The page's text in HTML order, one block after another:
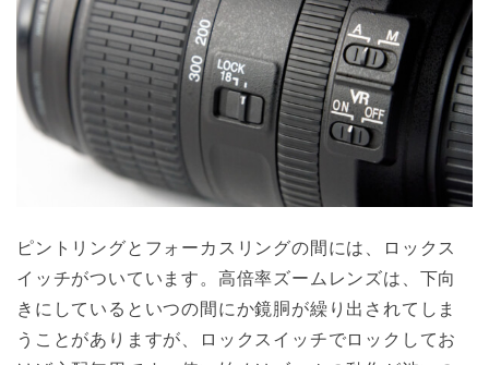
ピントリングとフォーカスリングの間には、ロックス
イッチがついています。高倍率ズームレンズは、下向
きにしているといつの間にか鏡胴が繰り出されてしま
うことがありますが、ロックスイッチでロックしてお